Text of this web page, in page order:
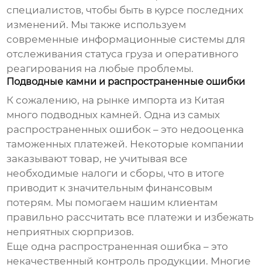
специалистов, чтобы быть в курсе последних
изменений. Мы также используем
современные информационные системы для
отслеживания статуса груза и оперативного
реагирования на любые проблемы.
Подводные камни и распространенные ошибки
К сожалению, на рынке импорта из Китая
много подводных камней. Одна из самых
распространенных ошибок – это недооценка
таможенных платежей. Некоторые компании
заказывают товар, не учитывая все
необходимые налоги и сборы, что в итоге
приводит к значительным финансовым
потерям. Мы помогаем нашим клиентам
правильно рассчитать все платежи и избежать
неприятных сюрпризов.
Еще одна распространенная ошибка – это
некачественный контроль продукции. Многие